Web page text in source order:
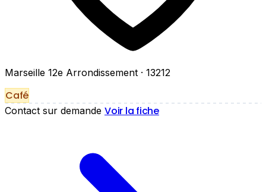
Marseille 12e Arrondissement · 13212
Café
Contact sur demande Voir la fiche